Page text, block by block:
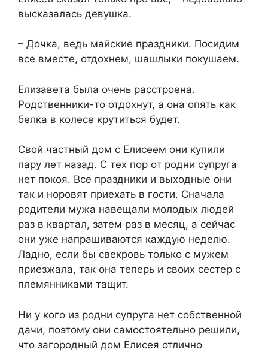
высказалась девушка.
– Дочка, ведь майские праздники. Посидим
все вместе, отдохнем, шашлыки покушаем.
Елизавета была очень расстроена.
Родственники-то отдохнут, а она опять как
белка в колесе крутиться будет.
Свой частный дом с Елисеем они купили
пару лет назад. С тех пор от родни супруга
нет покоя. Все праздники и выходные они
так и норовят приехать в гости. Сначала
родители мужа навещали молодых людей
раз в квартал, затем раз в месяц, а сейчас
они уже напрашиваются каждую неделю.
Ладно, если бы свекровь только с мужем
приезжала, так она теперь и своих сестер с
племянниками тащит.
Ни у кого из родни супруга нет собственной
дачи, поэтому они самостоятельно решили,
что загородный дом Елисея отлично